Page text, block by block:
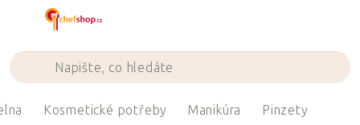
Kosmetické potřeby Manikúra Pinzety